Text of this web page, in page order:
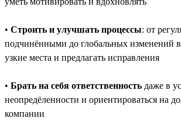
• Строить и улучшать процессы: от
подчинёнными до глобальных изменений
узкие места и предлагать исправления
• Брать на себя ответственность даже в
неопредёленности и ориентироваться на
компании